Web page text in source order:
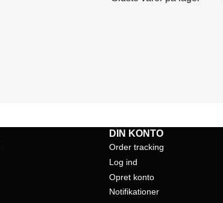
DIN KONTO
Order tracking
Log ind
Opret konto
Notifikationer